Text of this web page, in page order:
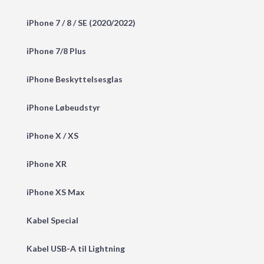
iPhone 7 / 8 / SE (2020/2022)
iPhone 7/8 Plus
iPhone Beskyttelsesglas
iPhone Løbeudstyr
iPhone X / XS
iPhone XR
iPhone XS Max
Kabel Special
Kabel USB-A til Lightning